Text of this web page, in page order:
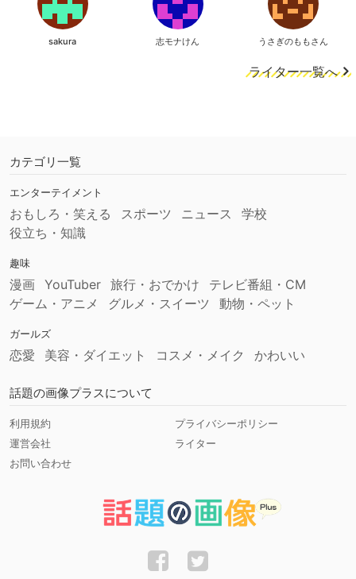
sakura 志モナけん うさぎのももさん
ライター一覧へ
カテゴリ一覧
エンターテイメント
おもしろ・笑える スポーツ ニュース
学校
役立ち・知識
趣味
漫画 YouTuber 旅行・おでかけ
テレビ番組・CM
ゲーム・アニメ
グルメ・スイーツ 動物・ペット
ガールズ
恋愛 美容・ダイエット コスメ・メイク かわいい
話題の画像プラスについて
利用規約
プライバシーポリシー
運営会社
ライター
お問い合わせ